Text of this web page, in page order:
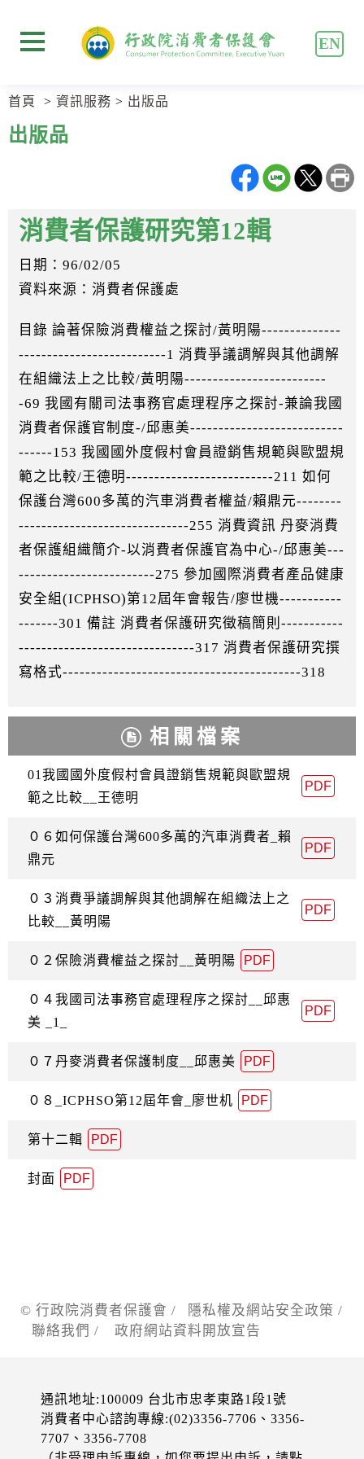
容
區
塊
容
區
塊
EN
展開選單
首頁 資訊服務 出版品
出版品
消費者保護研究第12輯
日期：96/02/05
資料來源：消費者保護處
目錄 論著保險消費權益之探討/黃明陽--------------
--------------------------1 消費爭議調解與其他調解
在組織法上之比較/黃明陽-------------------------
-69 我國有關司法事務官處理程序之探討-兼論我國
消費者保護官制度-/邱惠美---------------------------
------153 我國國外度假村會員證銷售規範與歐盟規
範之比較/王德明--------------------------211 如何
保護台灣600多萬的汽車消費者權益/賴鼎元--------
------------------------------255 消費資訊 丹麥消費
者保護組織簡介-以消費者保護官為中心-/邱惠美---
------------------------275 參加國際消費者產品健康
安全組(ICPHSO)第12屆年會報告/廖世機-----------
-------301 備註 消費者保護研究徵稿簡則-----------
-------------------------------317 消費者保護研究撰
寫格式------------------------------------------318
相關檔案
01我國國外度假村會員證銷售規範與歐盟規
範之比較__王德明
PDF
０６如何保護台灣600多萬的汽車消費者_賴
鼎元
PDF
０３消費爭議調解與其他調解在組織法上之
比較__黃明陽
PDF
０２保險消費權益之探討__黃明陽 PDF
０４我國司法事務官處理程序之探討__邱惠
美 _1_
PDF
０７丹麥消費者保護制度__邱惠美 PDF
０８_ICPHSO第12屆年會_廖世机 PDF
第十二輯 PDF
封面 PDF
© 行政院消費者保護會 / 隱私權及網站安全政策 /
聯絡我們 / 政府網站資料開放宣告
通訊地址:100009 台北市忠孝東路1段1號
消費者中心諮詢專線:(02)3356-7706、3356-
7707、3356-7708